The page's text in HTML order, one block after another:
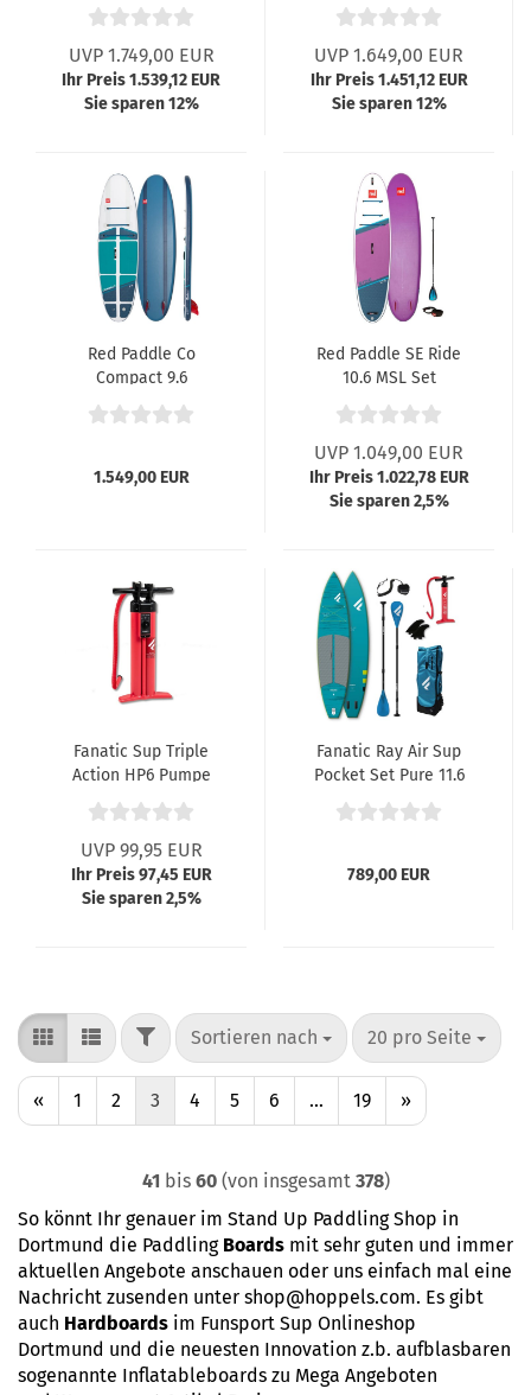
022
UVP 1.749,00 EUR
Ihr Preis 1.539,12 EUR
Sie sparen 12%
UVP 1.649,00 EUR
Ihr Preis 1.451,12 EUR
Sie sparen 12%
Red Paddle Co
Compact 9.6
1.549,00 EUR
Red Paddle SE Ride
10.6 MSL Set
UVP 1.049,00 EUR
Ihr Preis 1.022,78 EUR
Sie sparen 2,5%
Fanatic Sup Triple
Action HP6 Pumpe
UVP 99,95 EUR
Ihr Preis 97,45 EUR
Sie sparen 2,5%
Fanatic Ray Air Sup
Pocket Set Pure 11.6
789,00 EUR
FILTERSortieren nach
Sortieren nach 20 pro Seite
pro Seite
« 1 2 3 4 5 6 ... 19 »
41 bis 60(von insgesamt 378)
So könnt Ihr genauer im Stand Up Paddling Shop in
Dortmund die Paddling Boards mit sehr guten und immer
aktuellen Angebote anschauen oder uns einfach mal eine
Nachricht zusenden unter shop@hoppels.com. Es gibt
auch Hardboards im Funsport Sup Onlineshop
Dortmund und die neuesten Innovation z.b. aufblasbaren
sogenannte Inflatableboards zu Mega Angeboten